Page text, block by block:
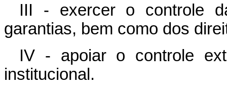
III - exercer o controle
garantias, bem como dos
IV - apoiar o controle
institucional.